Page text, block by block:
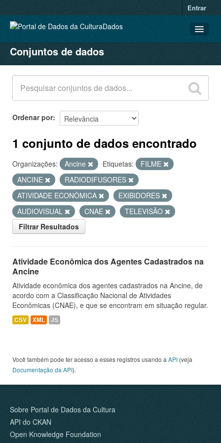
Entrar
CONJUNTOS DE DADOS
ORGANIZAÇÕES
GRUPOS
SOBRE
Conjuntos de dados
Ordenar por
1 conjunto de dados encontrado
Organizações: Ancine Etiquetas:
FILME
ANCINE
RADIODIFUSORES
ATIVIDADE ECONÔMICA
EXIBIDORES
AUDIOVISUAL
CNAE
TELEVISÃO
Filtrar Resultados
Atividade Econômica dos Agentes Cadastrados na
Ancine
Atividade econômica dos agentes cadastrados na Ancine, de
acordo com a Classificação Nacional de Atividades
Econômicas (CNAE), e que se encontram em situação regular.
CSV XML JS
Você também pode ter acesso a esses registros usando a API (veja
Documentação da API).
Sobre Portal de Dados da Cultura
API do CKAN
Open Knowledge Foundation